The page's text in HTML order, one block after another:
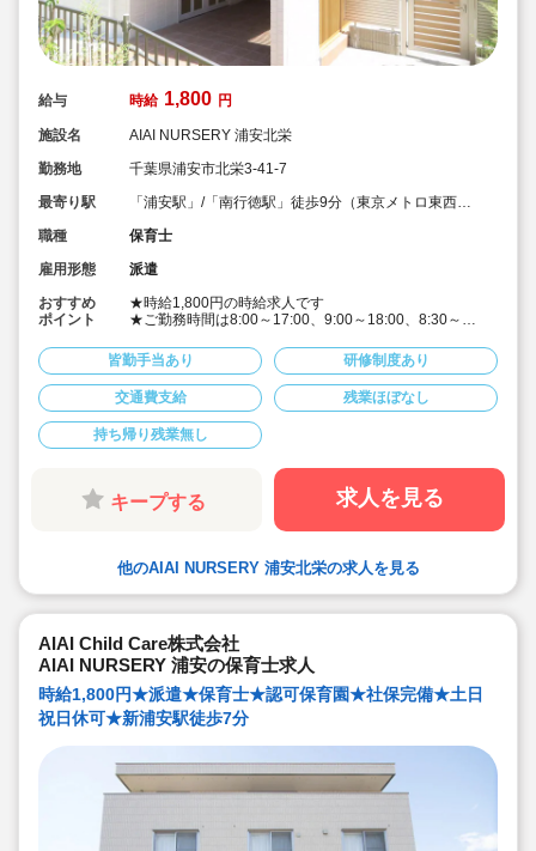
給与 時給 1,800 円
施設名
AIAI NURSERY 浦安北栄
勤務地
千葉県浦安市北栄3-41-7
最寄り駅
「浦安駅」/「南行徳駅」徒歩9分（東京メトロ東西
職種
保育士
雇用形態
派遣
おすすめ
ポイント
★時給1,800円の時給求人です
★ご勤務時間は8:00～17:00、9:00～18:00、8:30～
歓迎です
★早番、遅番で勤務したいなど。時間帯は柔軟にご相談
ください
★派遣スタッフの受け入れに慣れている園になりますの
で安心です
★保育士専任のコンサルタントがあなたの派遣就業を安
心サポートいたします
★英語は遊びを通して専任講師が年齢に応じて対応して
います。異文化にふれることで社会性や国際理解を深め
ています
★食育プログラムとして、食糧生産から消費までの過程
★60名定員など中規模園を中心に「もう一つの家」をコ
の方とのやり取り等を効率化されています
★子どもたち一人一人と向き合った保育を実施していま
す
皆勤手当あり 研修制度あり
交通費支給 残業ほぼなし
持ち帰り残業無し
キープする 求人を見る
他のAIAI NURSERY 浦安北栄の求人を見る
AIAI Child Care株式会社
AIAI NURSERY 浦安の保育士求人
時給1,800円★派遣★保育士★認可保育園★社保完備★土日
祝日休可★新浦安駅徒歩7分